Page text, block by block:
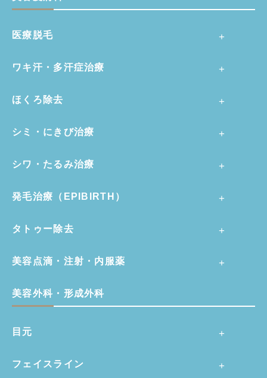
医療脱毛
ワキ汗・多汗症治療
ほくろ除去
シミ・にきび治療
シワ・たるみ治療
発毛治療（EPIBIRTH）
タトゥー除去
美容点滴・注射・内服薬
美容外科・形成外科
目元
フェイスライン